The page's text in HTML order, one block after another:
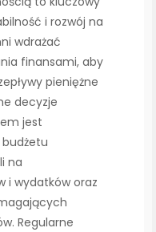
i rozwój na
wdrażać
finansami, aby
pieniężne
decyzje
jest
na
i wydatków oraz
Regularne